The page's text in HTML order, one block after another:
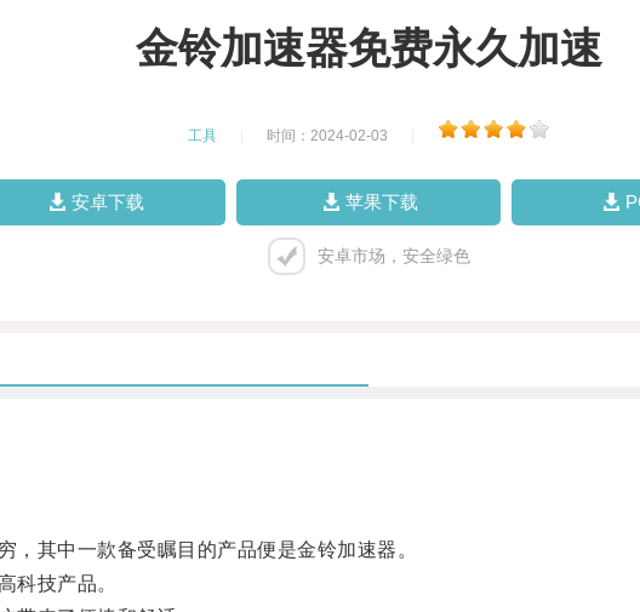
金铃加速器免费永久加速
工具 时间：2024-02-03
安卓下载 苹果下载
安卓市场，安全绿色
其中一款备受瞩目的产品便是金铃加速器。
技产品。